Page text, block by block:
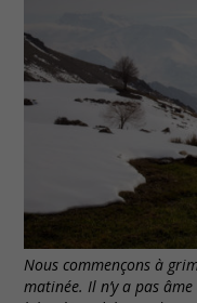
Nous commençons à
matinée. Il n’y a pas